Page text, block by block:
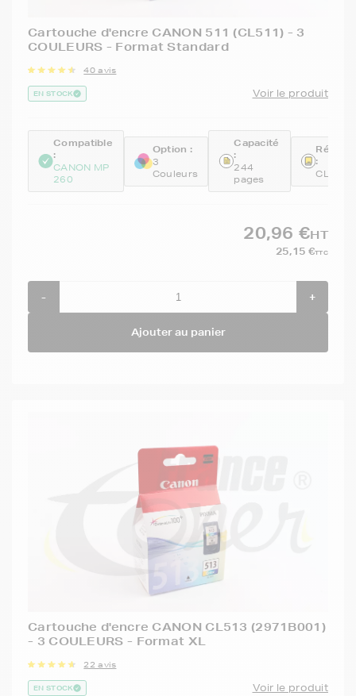
Cartouche d'encre CANON 511 (CL511) - 3
COULEURS - Format Standard
40 avis
EN STOCK Voir le produit
Compatible
:
CANON MP
260
Option :
3
Couleurs
Capacité
:
244
pages
:
CL-511
20,96 €HT
25,15 €TTC
- +
Ajouter au panier
Cartouche d'encre CANON CL513 (2971B001)
- 3 COULEURS - Format XL
22 avis
EN STOCK Voir le produit